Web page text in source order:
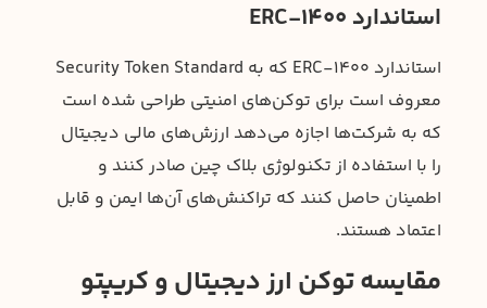
استاندارد ERC-1400
استاندارد ERC-1400 که به Security Token Standard
معروف است برای توکن‌های امنیتی طراحی شده است
که به شرکت‌ها اجازه می‌دهد ارزش‌های مالی دیجیتال
را با استفاده از تکنولوژی بلاک چین صادر کنند و
اطمینان حاصل کنند که تراکنش‌های آن‌ها ایمن و قابل
اعتماد هستند.
مقایسه توکن ارز دیجیتال و کریپتو